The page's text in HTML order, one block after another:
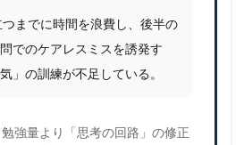
までに時間を浪費し、後半の
でのケアレスミスを誘発す
」の訓練が不足している。
強量より「思考の回路」の修正